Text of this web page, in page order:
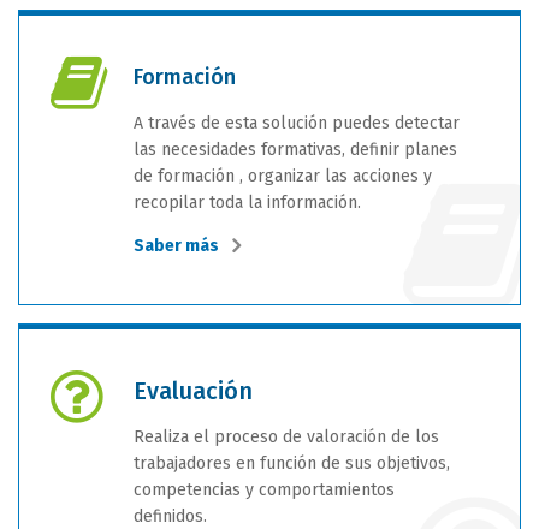
Formación
A través de esta solución puedes detectar
las necesidades formativas, definir planes
de formación , organizar las acciones y
recopilar toda la información.
Saber más
Evaluación
Realiza el proceso de valoración de los
trabajadores en función de sus objetivos,
competencias y comportamientos
definidos.